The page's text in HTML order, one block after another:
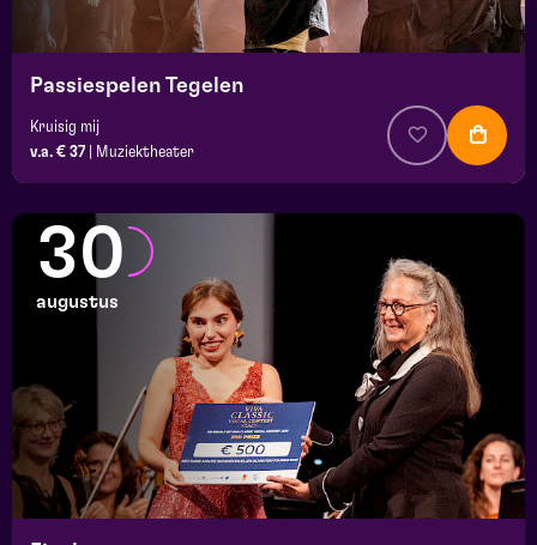
Passiespelen Tegelen
Kruisig mij
v.a. € 37
Muziektheater
30
augustus